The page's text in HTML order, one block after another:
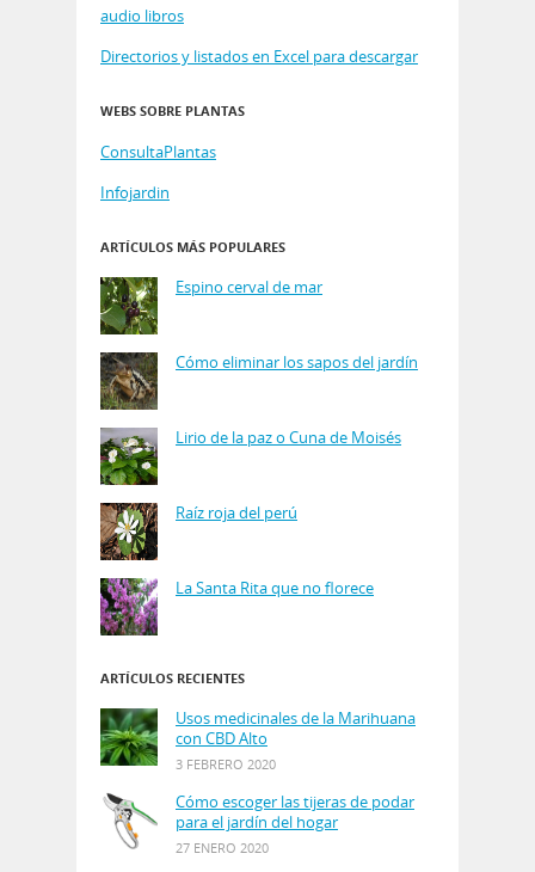
audio libros
Directorios y listados en Excel para descargar
WEBS SOBRE PLANTAS
ConsultaPlantas
Infojardin
ARTÍCULOS MÁS POPULARES
Espino cerval de mar
Cómo eliminar los sapos del jardín
Lirio de la paz o Cuna de Moisés
Raíz roja del perú
La Santa Rita que no florece
ARTÍCULOS RECIENTES
Usos medicinales de la Marihuana
con CBD Alto
3 FEBRERO 2020
Cómo escoger las tijeras de podar
para el jardín del hogar
27 ENERO 2020